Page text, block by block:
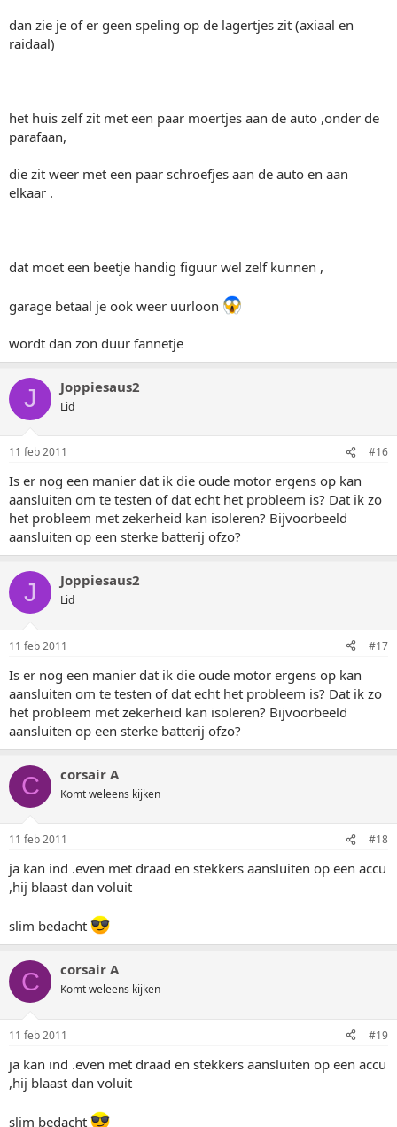
dan zie je of er geen speling op de lagertjes zit (axiaal en
raidaal)
het huis zelf zit met een paar moertjes aan de auto ,onder de
parafaan,
die zit weer met een paar schroefjes aan de auto en aan
elkaar .
dat moet een beetje handig figuur wel zelf kunnen ,
garage betaal je ook weer uurloon
wordt dan zon duur fannetje
J Joppiesaus2
Lid
11 feb 2011 #16
Is er nog een manier dat ik die oude motor ergens op kan
aansluiten om te testen of dat echt het probleem is? Dat ik zo
het probleem met zekerheid kan isoleren? Bijvoorbeeld
aansluiten op een sterke batterij ofzo?
J Joppiesaus2
Lid
11 feb 2011 #17
Is er nog een manier dat ik die oude motor ergens op kan
aansluiten om te testen of dat echt het probleem is? Dat ik zo
het probleem met zekerheid kan isoleren? Bijvoorbeeld
aansluiten op een sterke batterij ofzo?
C corsair A
Komt weleens kijken
11 feb 2011 #18
ja kan ind .even met draad en stekkers aansluiten op een accu
,hij blaast dan voluit
slim bedacht
C corsair A
Komt weleens kijken
11 feb 2011 #19
ja kan ind .even met draad en stekkers aansluiten op een accu
,hij blaast dan voluit
slim bedacht